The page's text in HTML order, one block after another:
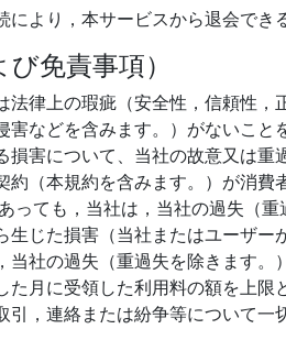
より，本サービスから退会でき
免責事項）
法律上の瑕疵（安全性，信頼性
などを含みます。）がないこ
損害について、当社の故意又は
約（本規約を含みます。）が消
っても，当社は，当社の過失（
生じた損害（当社またはユーザ
当社の過失（重過失を除きます
月に受領した利用料の額を上
，連絡または紛争等について一